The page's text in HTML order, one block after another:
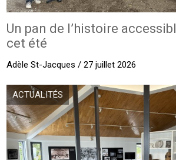
Un pan de l’histoire
cet été
Adèle St-Jacques / 27 juillet 2026
ACTUALITÉS